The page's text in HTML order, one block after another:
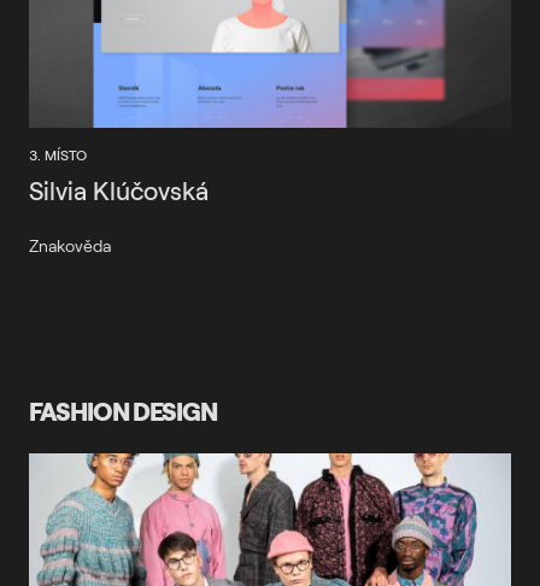
3. MÍSTO
Silvia Klúčovská
Znakověda
FASHION DESIGN